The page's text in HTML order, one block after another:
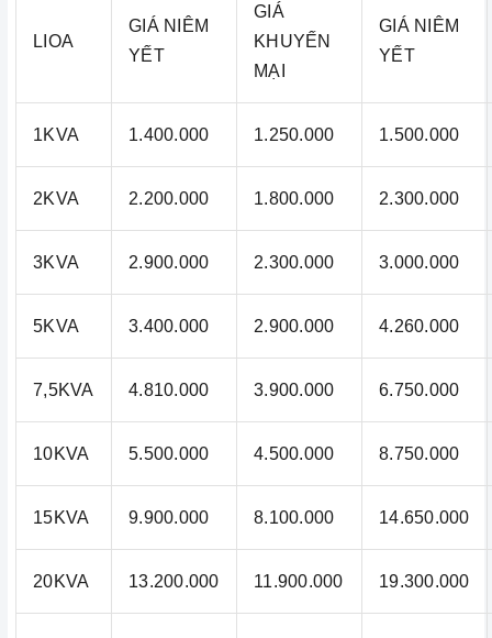
LIOA
GIÁ NIÊM
YẾT
GIÁ
KHUYẾN
MẠI
GIÁ NIÊM
YẾT
1KVA 1.400.000 1.250.000 1.500.000
2KVA 2.200.000 1.800.000 2.300.000
3KVA 2.900.000 2.300.000 3.000.000
5KVA 3.400.000 2.900.000 4.260.000
7,5KVA 4.810.000 3.900.000 6.750.000
10KVA 5.500.000 4.500.000 8.750.000
15KVA 9.900.000 8.100.000 14.650.000
20KVA 13.200.000 11.900.000 19.300.000